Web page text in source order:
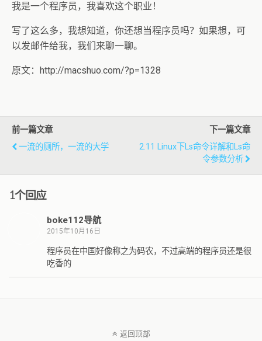
我是一个程序员，我喜欢这个职业！
写了这么多，我想知道，你还想当程序员吗？如果想，可
以发邮件给我，我们来聊一聊。
原文：http://macshuo.com/?p=1328
前一篇文章
一流的厕所，一流的大学
下一篇文章
2.11 Linux下ls命令详解和ls命
令参数分析
1个回应
boke112导航
2015年10月16日
程序员在中国好像称之为码农，不过高端的程序员还是很
吃香的
返回顶部